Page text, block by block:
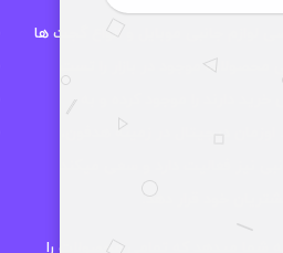
لوازم جانبی موبایل و انواع گجت ها
موجود در بازار را تست
دارند را موجود کرده و به
دیجیتال در زمینه هدفون،
نیز فعالیت دارد و سعی میکند
خود قرار دهد.
به شما میدهد که تمامی محصولات را